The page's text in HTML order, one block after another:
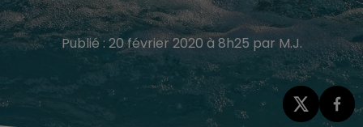
Publié : 20 février 2020 à 8h25 par M.J.